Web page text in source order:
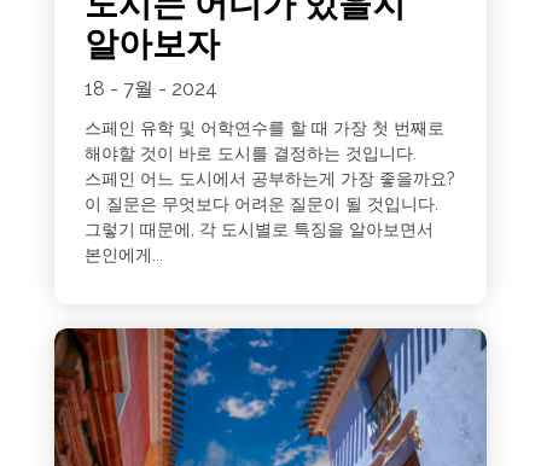
알아보자
18 - 7월 - 2024
스페인 유학 및 어학연수를 할 때 가장 첫 번째로
해야할 것이 바로 도시를 결정하는 것입니다.
스페인 어느 도시에서 공부하는게 가장 좋을까요?
이 질문은 무엇보다 어려운 질문이 될 것입니다.
그렇기 때문에, 각 도시별로 특징을 알아보면서
본인에게...